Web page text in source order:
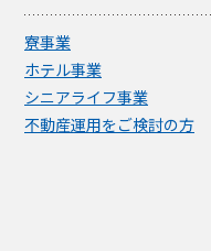
寮事業
ホテル事業
シニアライフ事業
不動産運用をご検討の方